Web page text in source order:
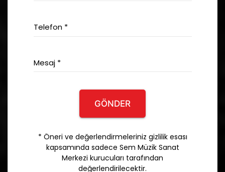
Telefon *
Mesaj *
GÖNDER
* Öneri ve değerlendirmeleriniz gizlilik esası
kapsamında sadece Sem Müzik Sanat
Merkezi kurucuları tarafından
değerlendirilecektir.